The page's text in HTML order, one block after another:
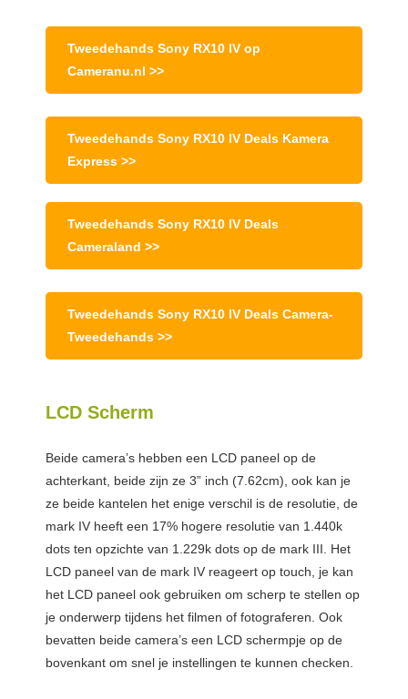
Tweedehands Sony RX10 IV op
Cameranu.nl >>
Tweedehands Sony RX10 IV Deals Kamera
Express >>
Tweedehands Sony RX10 IV Deals
Cameraland >>
Tweedehands Sony RX10 IV Deals Camera-
Tweedehands >>
LCD Scherm
Beide camera’s hebben een LCD paneel op de
achterkant, beide zijn ze 3” inch (7.62cm), ook kan je
ze beide kantelen het enige verschil is de resolutie, de
mark IV heeft een 17% hogere resolutie van 1.440k
dots ten opzichte van 1.229k dots op de mark III. Het
LCD paneel van de mark IV reageert op touch, je kan
het LCD paneel ook gebruiken om scherp te stellen op
je onderwerp tijdens het filmen of fotograferen. Ook
bevatten beide camera’s een LCD schermpje op de
bovenkant om snel je instellingen te kunnen checken.